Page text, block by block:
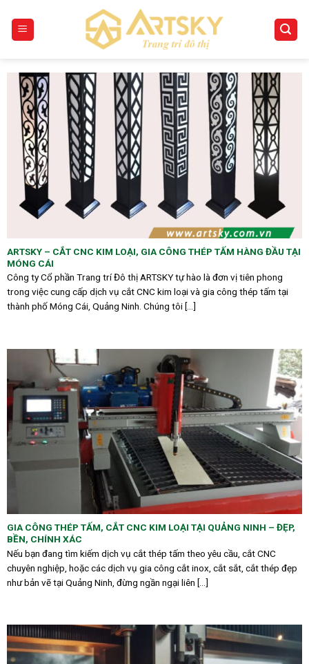
content
ARTSKY – CẮT CNC KIM LOẠI, GIA CÔNG THÉP TẤM HÀNG ĐẦU TẠI
MÓNG CÁI
Công ty Cổ phần Trang trí Đô thị ARTSKY tự hào là đơn vị tiên phong
trong việc cung cấp dịch vụ cắt CNC kim loại và gia công thép tấm tại
thành phố Móng Cái, Quảng Ninh. Chúng tôi [...]
GIA CÔNG THÉP TẤM, CẮT CNC KIM LOẠI TẠI QUẢNG NINH – ĐẸP,
BỀN, CHÍNH XÁC
Nếu bạn đang tìm kiếm dịch vụ cắt thép tấm theo yêu cầu, cắt CNC
chuyên nghiệp, hoặc các dịch vụ gia công cắt inox, cắt sắt, cắt thép đẹp
như bản vẽ tại Quảng Ninh, đừng ngần ngại liên [...]